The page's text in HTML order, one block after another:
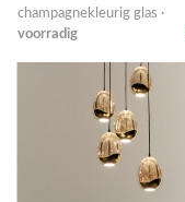
champagnekleurig glas ·
voorradig